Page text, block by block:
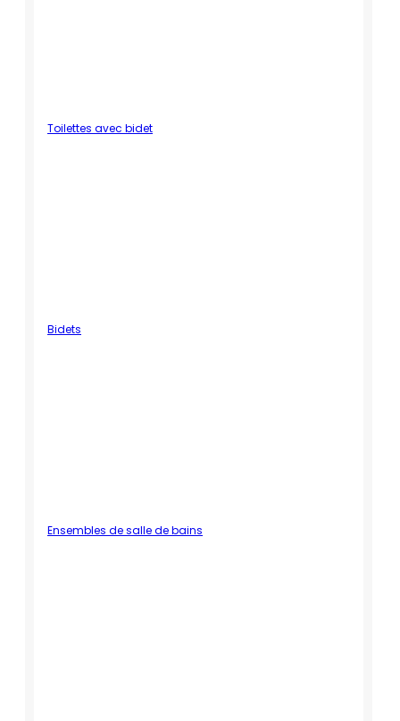
Toilettes avec bidet
Bidets
Ensembles de salle de bains